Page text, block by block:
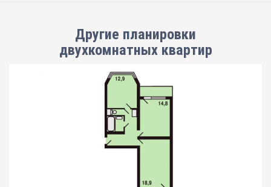
Другие планировки
двухкомнатных квартир